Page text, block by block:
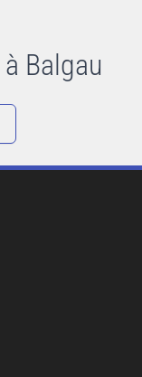
Balgau